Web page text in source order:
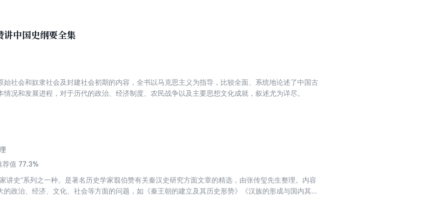
讲中国史纲要全集
始社会和奴隶社会及封建社会初期的内容，全书以马克思主义为指导，比较全面、系统地论述了中国古
情况和发展进程，对于历代的政治、经济制度、农民战争以及主要思想文化成就，叙述尤为详尽。
荐值 77.3%
讲史”系列之一种。是著名历史学家翦伯赞有关秦汉史研究方面文章的精选，由张传玺先生整理。内容
的政治、经济、文化、社会等方面的问题，如《秦王朝的建立及其历史形势》《汉族的形成与国内其他